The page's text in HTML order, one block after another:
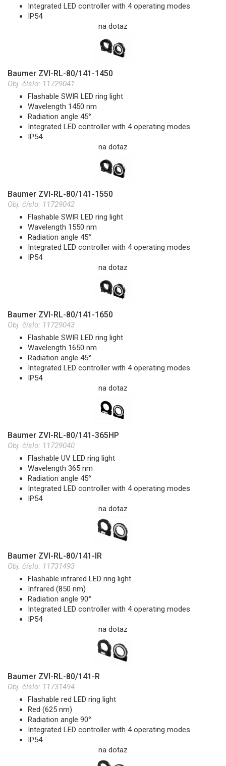
Integrated LED controller with 4 operating modes
IP54
na dotaz
Baumer ZVI-RL-80/141-1450
Obj. číslo: 11729041
Flashable SWIR LED ring light
Wavelength 1450 nm
Radiation angle 45°
Integrated LED controller with 4 operating modes
IP54
na dotaz
Baumer ZVI-RL-80/141-1550
Obj. číslo: 11729042
Flashable SWIR LED ring light
Wavelength 1550 nm
Radiation angle 45°
Integrated LED controller with 4 operating modes
IP54
na dotaz
Baumer ZVI-RL-80/141-1650
Obj. číslo: 11729043
Flashable SWIR LED ring light
Wavelength 1650 nm
Radiation angle 45°
Integrated LED controller with 4 operating modes
IP54
na dotaz
Baumer ZVI-RL-80/141-365HP
Obj. číslo: 11729040
Flashable UV LED ring light
Wavelength 365 nm
Radiation angle 45°
Integrated LED controller with 4 operating modes
IP54
na dotaz
Baumer ZVI-RL-80/141-IR
Obj. číslo: 11731493
Flashable infrared LED ring light
Infrared (850 nm)
Radiation angle 90°
Integrated LED controller with 4 operating modes
IP54
na dotaz
Baumer ZVI-RL-80/141-R
Obj. číslo: 11731494
Flashable red LED ring light
Red (625 nm)
Radiation angle 90°
Integrated LED controller with 4 operating modes
IP54
na dotaz